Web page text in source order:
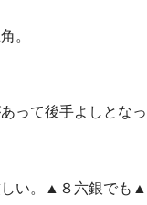
。
って後手よしとなっ
い。▲８六銀でも▲